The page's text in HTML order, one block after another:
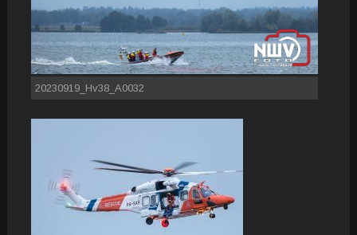
20230919_Hv38_A0032